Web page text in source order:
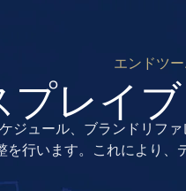
エンドツ
プレイ
ジュール、ブランドリフ
行います。これにより